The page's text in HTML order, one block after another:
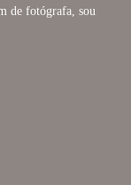
de fotógrafa, sou